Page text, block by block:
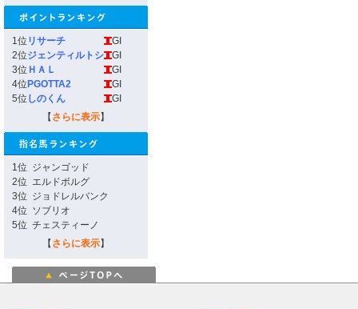
1位 リサーチ
GI
2位ジェンティルトシ
GI
3位 ＨＡＬ
GI
4位 PGOTTA2
GI
5位 しのくん
GI
【 さらに表示】
1位 ジャンゴッド
2位 エルドボルグ
3位 ジョドレルバンク
4位 ソブリオ
5位 チェスティーノ
【 さらに表示】